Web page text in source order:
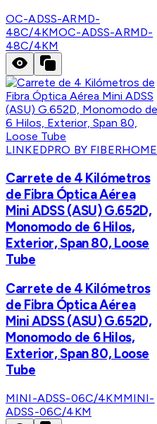
OC-ADSS-ARMD-
48C/4KMOC-ADSS-ARMD-
48C/4KM
LINKEDPRO BY FIBERHOME
Carrete de 4 Kilómetros
de Fibra Óptica Aérea
Mini ADSS (ASU) G.652D,
Monomodo de 6 Hilos,
Exterior, Span 80, Loose
Tube
Carrete de 4 Kilómetros
de Fibra Óptica Aérea
Mini ADSS (ASU) G.652D,
Monomodo de 6 Hilos,
Exterior, Span 80, Loose
Tube
MINI-ADSS-06C/4KMMINI-
ADSS-06C/4KM